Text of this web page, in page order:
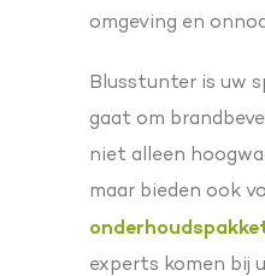
omgeving en
Blusstunter is uw
gaat om
niet alleen
maar bieden ook
experts komen bij